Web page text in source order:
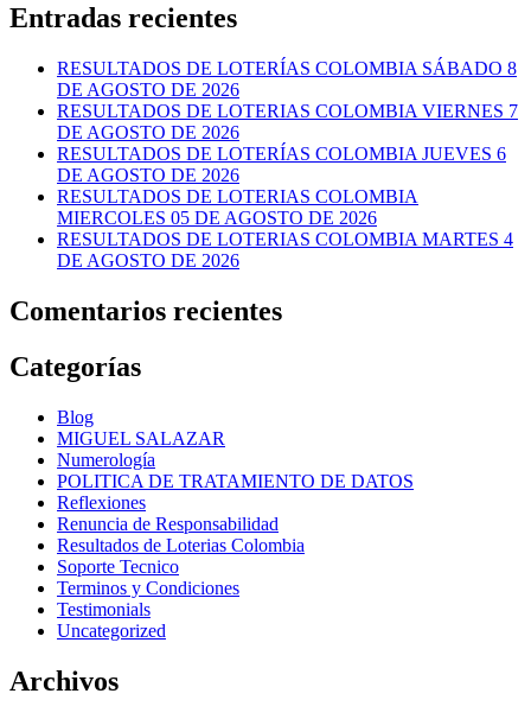
Entradas recientes
RESULTADOS DE LOTERÍAS COLOMBIA SÁBADO 8
DE AGOSTO DE 2026
RESULTADOS DE LOTERIAS COLOMBIA VIERNES 7
DE AGOSTO DE 2026
RESULTADOS DE LOTERÍAS COLOMBIA JUEVES 6
DE AGOSTO DE 2026
RESULTADOS DE LOTERIAS COLOMBIA
MIERCOLES 05 DE AGOSTO DE 2026
RESULTADOS DE LOTERIAS COLOMBIA MARTES 4
DE AGOSTO DE 2026
Comentarios recientes
Categorías
Blog
MIGUEL SALAZAR
Numerología
POLITICA DE TRATAMIENTO DE DATOS
Reflexiones
Renuncia de Responsabilidad
Resultados de Loterias Colombia
Soporte Tecnico
Terminos y Condiciones
Testimonials
Uncategorized
Archivos